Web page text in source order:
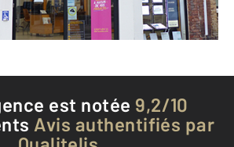
Téléphoner à l'agence
est notée 9,2/10
Avis authentifiés par